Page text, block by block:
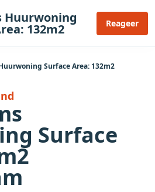
Huurwoning
132m2 Reageer
Surface Area: 132m2
Surface